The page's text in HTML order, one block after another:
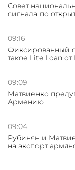
Совет
сигнала по
09:16
Фиксированный
такое Lite Loan
09:09
Матвиенко
Армению
09:04
Рубинян и
на экспорт
31.07.2026
31.07.2026
условии